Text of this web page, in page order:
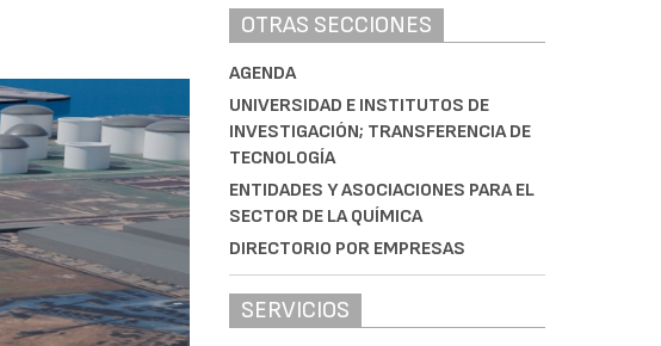
OTRAS SECCIONES
AGENDA
UNIVERSIDAD E INSTITUTOS DE
INVESTIGACIÓN; TRANSFERENCIA DE
TECNOLOGÍA
ENTIDADES Y ASOCIACIONES PARA EL
SECTOR DE LA QUÍMICA
DIRECTORIO POR EMPRESAS
SERVICIOS